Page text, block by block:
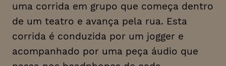
uma corrida em grupo que começa dentro
de um teatro e avança pela rua. Esta
corrida é conduzida por um joggere
acompanhado por uma peça áudio que